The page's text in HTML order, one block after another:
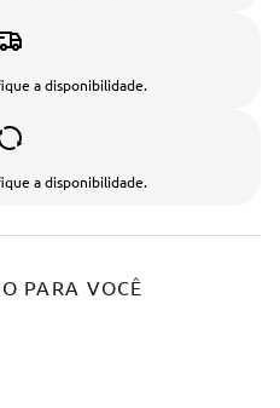
a disponibilidade.
a disponibilidade.
PARA VOCÊ